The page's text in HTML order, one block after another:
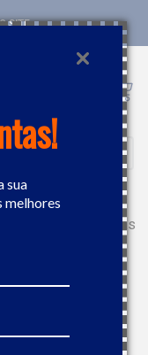
sua
melhores
SITE
CHAVE HEXAGONAL 7MM TRAMONTINA 44400007